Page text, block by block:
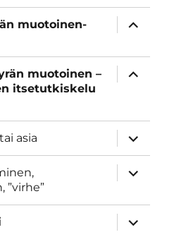
muotoinen-
näytä
muotoinen –
itsetutkiskelu
näytä
asia
näytä
”virhe”
näytä
näytä